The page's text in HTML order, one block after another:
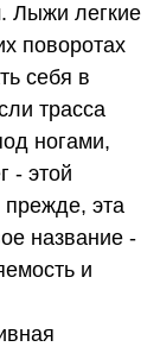
Лыжи легкие
поворотах
себя в
трасса
ногами,
- этой
прежде, эта
название -
и